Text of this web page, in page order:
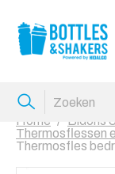
Home
Bidons
Thermosflessen
Thermosfles